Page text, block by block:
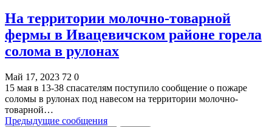
На территории молочно-товарной
фермы в Ивацевичском районе горела
солома в рулонах
Май 17, 2023 72 0
15 мая в 13-38 спасателям поступило сообщение о пожаре
соломы в рулонах под навесом на территории молочно-
товарной…
Предыдущие сообщения